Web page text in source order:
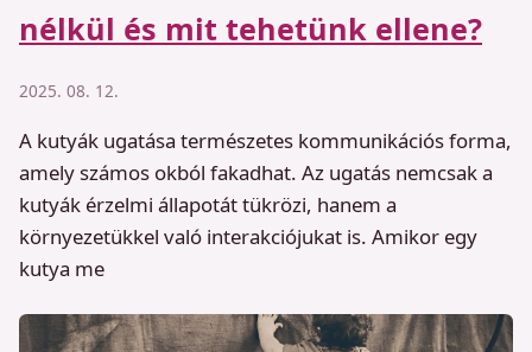
nélkül és mit tehetünk ellene?
2025. 08. 12.
A kutyák ugatása természetes kommunikációs forma,
amely számos okból fakadhat. Az ugatás nemcsak a
kutyák érzelmi állapotát tükrözi, hanem a
környezetükkel való interakciójukat is. Amikor egy
kutya me